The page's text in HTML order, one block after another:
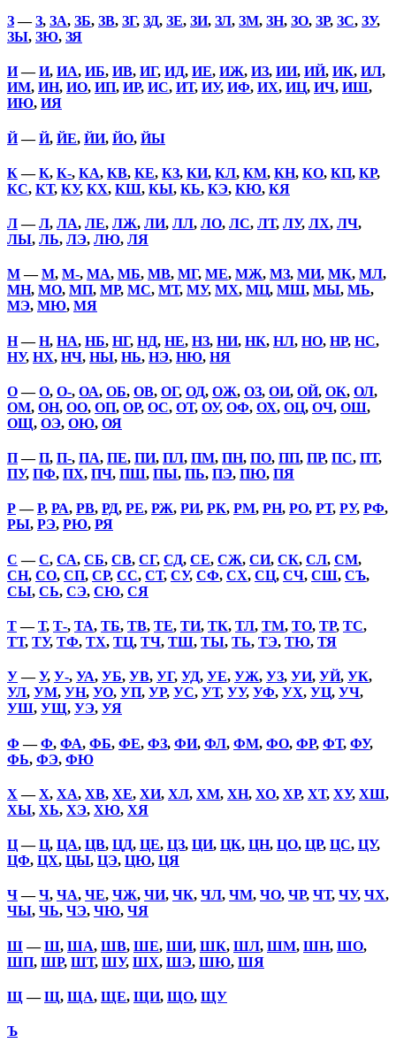
З—З, ЗА, ЗБ, ЗВ, ЗГ, ЗД, ЗЕ, ЗИ, ЗЛ, ЗМ, ЗН, ЗО, ЗР, ЗС, ЗУ,
ЗЫ, ЗЮ, ЗЯ
И—И, ИА, ИБ, ИВ, ИГ, ИД, ИЕ, ИЖ, ИЗ, ИИ, ИЙ, ИК, ИЛ,
ИМ, ИН, ИО, ИП, ИР, ИС, ИТ, ИУ, ИФ, ИХ, ИЦ, ИЧ, ИШ,
ИЮ, ИЯ
Й—Й, ЙЕ, ЙИ, ЙО, ЙЫ
К—К, К-, КА, КВ, КЕ, КЗ, КИ, КЛ, КМ, КН, КО, КП, КР,
КС, КТ, КУ, КХ, КШ, КЫ, КЬ, КЭ, КЮ, КЯ
Л—Л, ЛА, ЛЕ, ЛЖ, ЛИ, ЛЛ, ЛО, ЛС, ЛТ, ЛУ, ЛХ, ЛЧ,
ЛЫ, ЛЬ, ЛЭ, ЛЮ, ЛЯ
М—М, М-, МА, МБ, МВ, МГ, МЕ, МЖ, МЗ, МИ, МК, МЛ,
МН, МО, МП, МР, МС, МТ, МУ, МХ, МЦ, МШ, МЫ, МЬ,
МЭ, МЮ, МЯ
Н—Н, НА, НБ, НГ, НД, НЕ, НЗ, НИ, НК, НЛ, НО, НР, НС,
НУ, НХ, НЧ, НЫ, НЬ, НЭ, НЮ, НЯ
О—О, О-, ОА, ОБ, ОВ, ОГ, ОД, ОЖ, ОЗ, ОИ, ОЙ, ОК, ОЛ,
ОМ, ОН, ОО, ОП, ОР, ОС, ОТ, ОУ, ОФ, ОХ, ОЦ, ОЧ, ОШ,
ОЩ, ОЭ, ОЮ, ОЯ
П—П, П-, ПА, ПЕ, ПИ, ПЛ, ПМ, ПН, ПО, ПП, ПР, ПС, ПТ,
ПУ, ПФ, ПХ, ПЧ, ПШ, ПЫ, ПЬ, ПЭ, ПЮ, ПЯ
Р—Р, РА, РВ, РД, РЕ, РЖ, РИ, РК, РМ, РН, РО, РТ, РУ, РФ,
РЫ, РЭ, РЮ, РЯ
С —С, СА, СБ, СВ, СГ, СД, СЕ, СЖ, СИ, СК, СЛ, СМ,
СН, СО, СП, СР, СС, СТ, СУ, СФ, СХ, СЦ, СЧ, СШ, СЪ,
СЫ, СЬ, СЭ, СЮ, СЯ
Т—Т, Т-, ТА, ТБ, ТВ, ТЕ, ТИ, ТК, ТЛ, ТМ, ТО, ТР, ТС,
ТТ, ТУ, ТФ, ТХ, ТЦ, ТЧ, ТШ, ТЫ, ТЬ, ТЭ, ТЮ, ТЯ
У—У, У-, УА, УБ, УВ, УГ, УД, УЕ, УЖ, УЗ, УИ, УЙ, УК,
УЛ, УМ, УН, УО, УП, УР, УС, УТ, УУ, УФ, УХ, УЦ, УЧ,
УШ, УЩ, УЭ, УЯ
Ф —Ф, ФА, ФБ, ФЕ, ФЗ, ФИ, ФЛ, ФМ, ФО, ФР, ФТ, ФУ,
ФЬ, ФЭ, ФЮ
Х —Х, ХА, ХВ, ХЕ, ХИ, ХЛ, ХМ, ХН, ХО, ХР, ХТ, ХУ, ХШ,
ХЫ, ХЬ, ХЭ, ХЮ, ХЯ
Ц—Ц, ЦА, ЦВ, ЦД, ЦЕ, ЦЗ, ЦИ, ЦК, ЦН, ЦО, ЦР, ЦС, ЦУ,
ЦФ, ЦХ, ЦЫ, ЦЭ, ЦЮ, ЦЯ
Ч—Ч, ЧА, ЧЕ, ЧЖ, ЧИ, ЧК, ЧЛ, ЧМ, ЧО, ЧР, ЧТ, ЧУ, ЧХ,
ЧЫ, ЧЬ, ЧЭ, ЧЮ, ЧЯ
Ш—Ш, ША, ШВ, ШЕ, ШИ, ШК, ШЛ, ШМ, ШН, ШО,
ШП, ШР, ШТ, ШУ, ШХ, ШЭ, ШЮ, ШЯ
Щ —Щ, ЩА, ЩЕ, ЩИ, ЩО, ЩУ
Ъ